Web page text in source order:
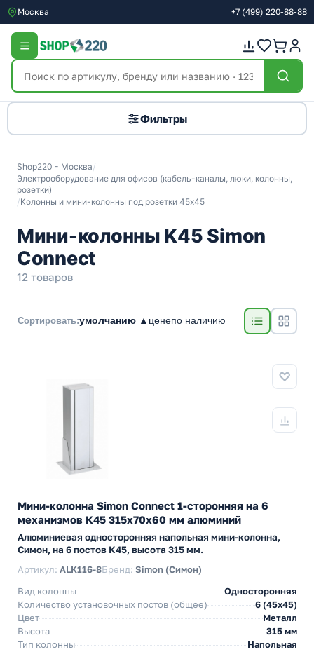
Москва +7 (499) 220-88-88
Фильтры
Shop220 - Москва/
Электрооборудование для офисов (кабель-каналы, люки, колонны,
розетки)
/Колонны и мини-колонны под розетки 45х45
Мини-колонны K45 Simon
Connect
12 товаров
Сортировать:умолчанию ▲ ценепо наличию
Мини-колонна Simon Connect 1-сторонняя на 6
механизмов К45 315х70х60 мм алюминий
Алюминиевая односторонняя напольная мини-колонна,
Симон, на 6 постов К45, высота 315 мм.
Артикул: ALK116-8Бренд: Simon (Симон)
Вид колонны
Односторонняя
Количество установочных постов (общее)
6 (45х45)
Цвет
Металл
Высота
315 мм
Тип колонны
Напольная